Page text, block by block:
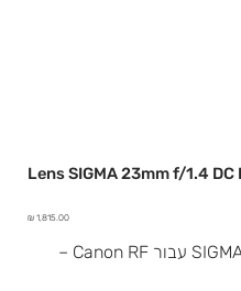
Lens SIGMA 23mm f/1.4 DC
מחיר ‏1,815.00 ‏₪
עדשת SIGMA 23mm f/1.4 DC DN I C עבור Canon RF –